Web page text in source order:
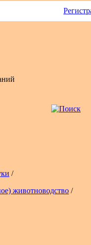
/
животноводство /